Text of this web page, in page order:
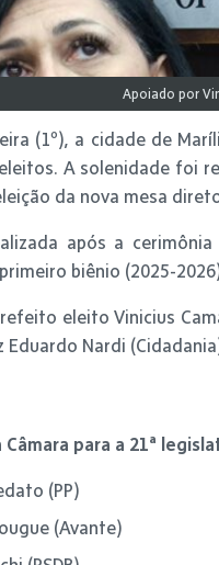
Apoiado por
(1º), a cidade de
A solenidade foi
da nova mesa
após a
biênio (2025-
eleito Vinicius
Eduardo Nardi
Câmara para a 21ª
(PP)
(Avante)